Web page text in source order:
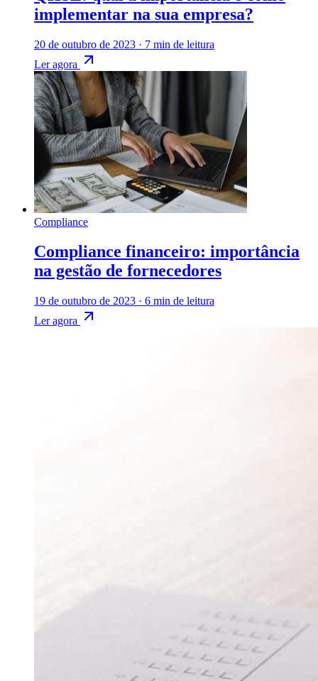
implementar na sua empresa?
20 de outubro de 2023 · 7 min de leitura
Ler agora
Compliance
Compliance financeiro: importância
na gestão de fornecedores
19 de outubro de 2023 · 6 min de leitura
Ler agora